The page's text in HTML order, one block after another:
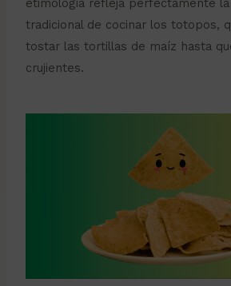
tradicional de cocinar los totopos,
tostar las tortillas de maíz hasta
crujientes.